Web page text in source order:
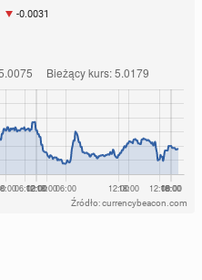
-0.0031
Źródło: currencybeacon.com